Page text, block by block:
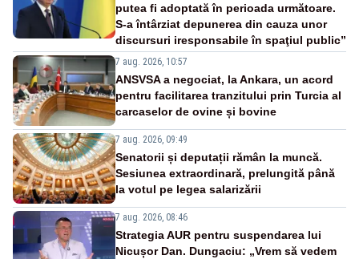
putea fi adoptată în perioada următoare.
S-a întârziat depunerea din cauza unor
discursuri iresponsabile în spaţiul public”
7 aug. 2026, 10:57
ANSVSA a negociat, la Ankara, un acord
pentru facilitarea tranzitului prin Turcia al
carcaselor de ovine și bovine
7 aug. 2026, 09:49
Senatorii și deputații rămân la muncă.
Sesiunea extraordinară, prelungită până
la votul pe legea salarizării
7 aug. 2026, 08:46
Strategia AUR pentru suspendarea lui
Nicușor Dan. Dungaciu: „Vrem să vedem